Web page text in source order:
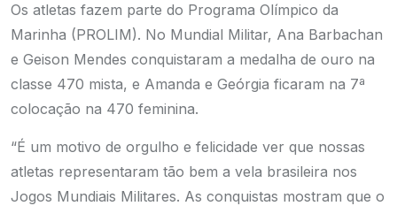
Os atletas fazem parte do Programa Olímpico da
Marinha (PROLIM). No Mundial Militar, Ana Barbachan
e Geison Mendes conquistaram a medalha de ouro na
classe 470 mista, e Amanda e Geórgia ficaram na 7ª
colocação na 470 feminina.
“É um motivo de orgulho e felicidade ver que nossas
atletas representaram tão bem a vela brasileira nos
Jogos Mundiais Militares. As conquistas mostram que o